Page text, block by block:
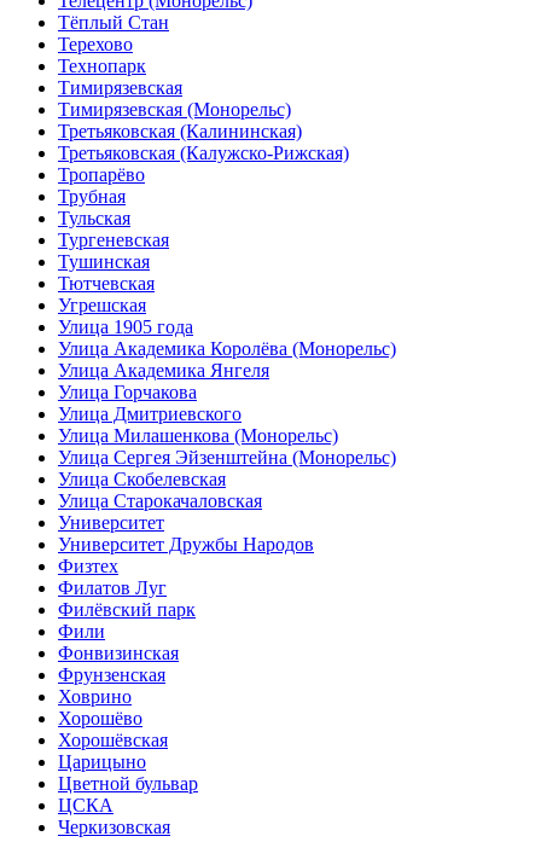
Тёплый Стан
Терехово
Технопарк
Тимирязевская
Тимирязевская (Монорельс)
Третьяковская (Калининская)
Третьяковская (Калужско-Рижская)
Тропарёво
Трубная
Тульская
Тургеневская
Тушинская
Тютчевская
Угрешская
Улица 1905 года
Улица Академика Королёва (Монорельс)
Улица Академика Янгеля
Улица Горчакова
Улица Дмитриевского
Улица Милашенкова (Монорельс)
Улица Сергея Эйзенштейна (Монорельс)
Улица Скобелевская
Улица Старокачаловская
Университет
Университет Дружбы Народов
Физтех
Филатов Луг
Филёвский парк
Фили
Фонвизинская
Фрунзенская
Ховрино
Хорошёво
Хорошёвская
Царицыно
Цветной бульвар
ЦСКА
Черкизовская